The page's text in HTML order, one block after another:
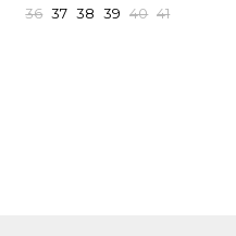
36 37 38 39 40 41